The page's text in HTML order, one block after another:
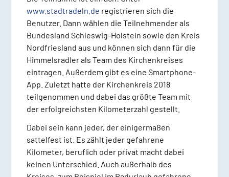
www.stadtradeln.de registrieren sich die
Benutzer. Dann wählen die Teilnehmender als
Bundesland Schleswig-Holstein sowie den Kreis
Nordfriesland aus und können sich dann für die
Himmelsradler als Team des Kirchenkreises
eintragen. Außerdem gibt es eine Smartphone-
App. Zuletzt hatte der Kirchenkreis 2018
teilgenommen und dabei das größte Team mit
der erfolgreichsten Kilometerzahl gestellt.
Dabei sein kann jeder, der einigermaßen
sattelfest ist. Es zählt jeder gefahrene
Kilometer, beruflich oder privat macht dabei
keinen Unterschied. Auch außerhalb des